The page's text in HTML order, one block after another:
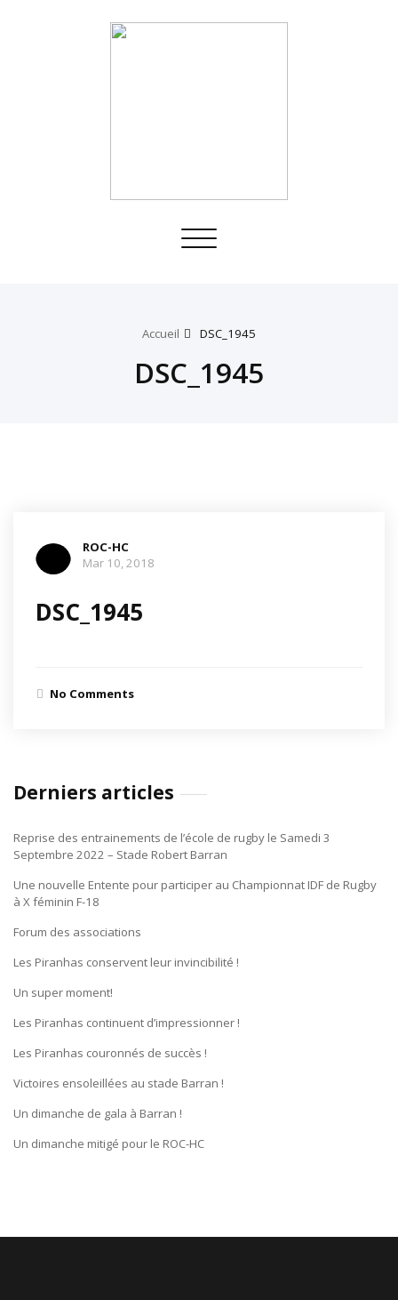
Toggle
Accueil DSC_1945
DSC_1945
ROC-HC
Mar 10, 2018
DSC_1945
No Comments
Derniers articles
Reprise des entrainements de l’école de rugby le Samedi 3
Septembre 2022 – Stade Robert Barran
Une nouvelle Entente pour participer au Championnat IDF de Rugby
à X féminin F-18
Forum des associations
Les Piranhas conservent leur invincibilité !
Un super moment!
Les Piranhas continuent d’impressionner !
Les Piranhas couronnés de succès !
Victoires ensoleillées au stade Barran !
Un dimanche de gala à Barran !
Un dimanche mitigé pour le ROC-HC